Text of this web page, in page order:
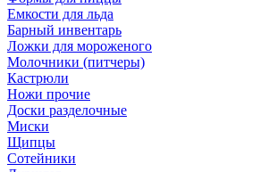
Емкости для льда
Барный инвентарь
Ложки для мороженого
Молочники (питчеры)
Кастрюли
Ножи прочие
Доски разделочные
Миски
Щипцы
Сотейники